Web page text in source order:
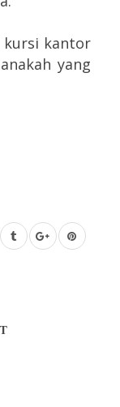
kursi kantor
yang